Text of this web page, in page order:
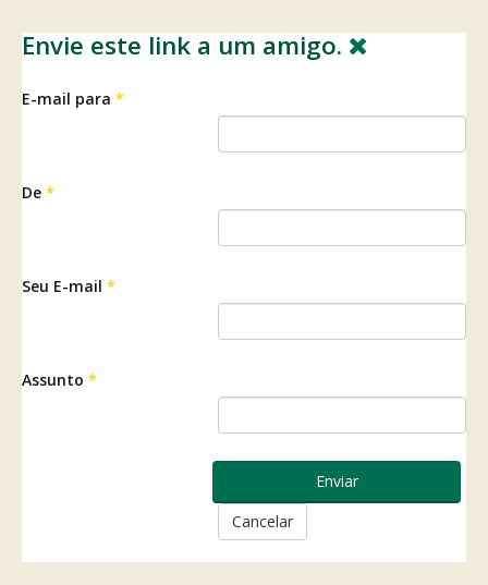
Envie este link a um amigo.
E-mail para *
De *
Seu E-mail *
Assunto *
Enviar
Cancelar